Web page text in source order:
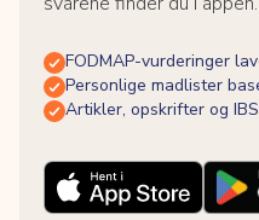
FODMAP-vurderinger
Personlige madlister
Artikler, opskrifter og